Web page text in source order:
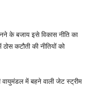
के बजाय इसे विकास नीति का
कटौती की नीतियों को
वायुमंडल में बहने वाली जेट स्ट्रीम